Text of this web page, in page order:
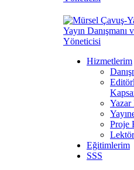
Hizmetlerim
Proje
Eğitimlerim
SSS